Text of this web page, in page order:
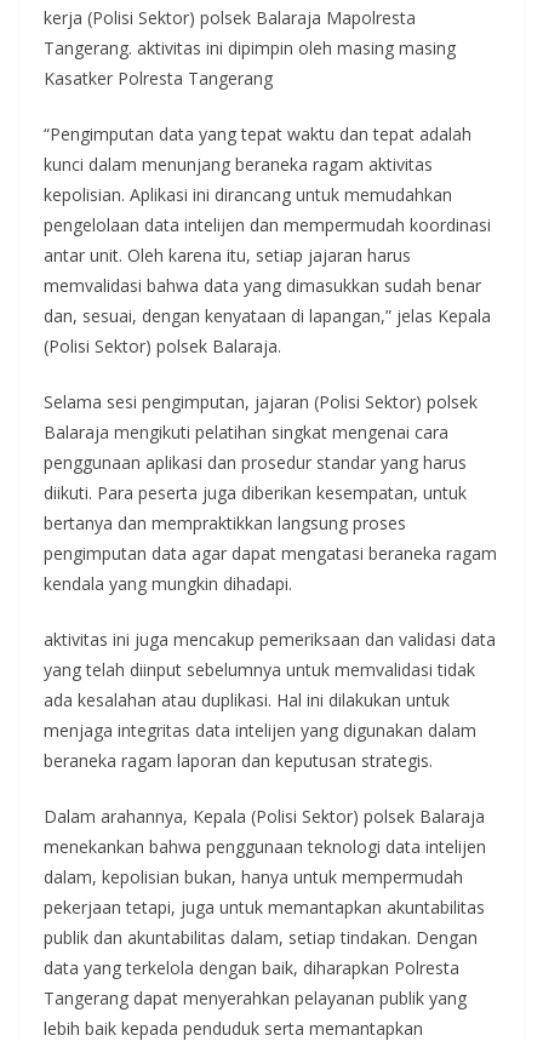
kerja (Polisi Sektor) polsek Balaraja Mapolresta
Tangerang. aktivitas ini dipimpin oleh masing masing
Kasatker Polresta Tangerang
“Pengimputan data yang tepat waktu dan tepat adalah
kunci dalam menunjang beraneka ragam aktivitas
kepolisian. Aplikasi ini dirancang untuk memudahkan
pengelolaan data intelijen dan mempermudah koordinasi
antar unit. Oleh karena itu, setiap jajaran harus
memvalidasi bahwa data yang dimasukkan sudah benar
dan, sesuai, dengan kenyataan di lapangan,” jelas Kepala
(Polisi Sektor) polsek Balaraja.
Selama sesi pengimputan, jajaran (Polisi Sektor) polsek
Balaraja mengikuti pelatihan singkat mengenai cara
penggunaan aplikasi dan prosedur standar yang harus
diikuti. Para peserta juga diberikan kesempatan, untuk
bertanya dan mempraktikkan langsung proses
pengimputan data agar dapat mengatasi beraneka ragam
kendala yang mungkin dihadapi.
aktivitas ini juga mencakup pemeriksaan dan validasi data
yang telah diinput sebelumnya untuk memvalidasi tidak
ada kesalahan atau duplikasi. Hal ini dilakukan untuk
menjaga integritas data intelijen yang digunakan dalam
beraneka ragam laporan dan keputusan strategis.
Dalam arahannya, Kepala (Polisi Sektor) polsek Balaraja
menekankan bahwa penggunaan teknologi data intelijen
dalam, kepolisian bukan, hanya untuk mempermudah
pekerjaan tetapi, juga untuk memantapkan akuntabilitas
publik dan akuntabilitas dalam, setiap tindakan. Dengan
data yang terkelola dengan baik, diharapkan Polresta
Tangerang dapat menyerahkan pelayanan publik yang
lebih baik kepada penduduk serta memantapkan